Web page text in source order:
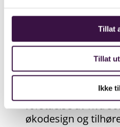
Tillat
Tillat
Ikke
med
Hvordan man
på kravene
et
Deltakere vil sitte
forståelse av hva
økodesign og